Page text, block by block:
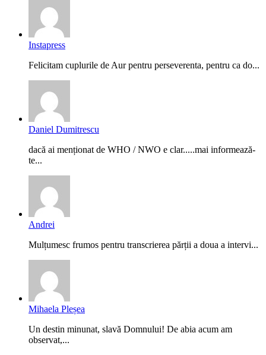
Instapress
Felicitam cuplurile de Aur pentru perseverenta, pentru ca do...
Daniel Dumitrescu
dacă ai menționat de WHO / NWO e clar.....mai informează-
te...
Andrei
Mulțumesc frumos pentru transcrierea părții a doua a intervi...
Mihaela Pleșea
Un destin minunat, slavă Domnului! De abia acum am
observat,...